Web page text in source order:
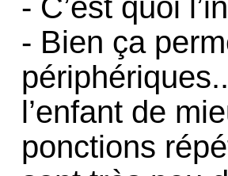
- Bien ça
l’enfant de
ponctions